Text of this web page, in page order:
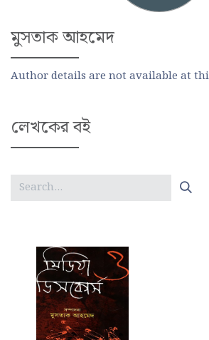
মুসতাক আহমেদ
Author details are not available at
লেখকের বই